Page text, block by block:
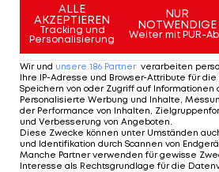
Fußball.
LAOLA1:Ist Wiener Neustadt
Ablaufdatum?
Schicker:Es ist sicher
Frank Stronach gelebt, das
Der Verein versucht viel, aber
ALLE
AKZEPTIEREN
Tracking und
Personalisierung
NUR
NOTWENDIGE
Weiter mit PUR-
Wir und unsere 186 Partner verarbeiten
Ihre IP-Adresse und Browser-Attribute für
Speichern von oder Zugriff auf Informationen
Personalisierte Werbung und Inhalte,
der Performance von Inhalten,
und Verbesserung von Angeboten
Diese Zwecke können unter Umständen
und Identifikation durch Scannen von
Manche Partner verwenden für gewisse
Interesse als Rechtsgrundlage für die